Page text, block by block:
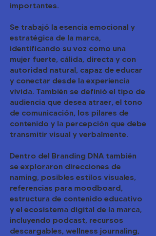
importantes.
Se trabajó la esencia emocional y
estratégica de la marca,
identificando su voz como una
mujer fuerte, cálida, directa y con
autoridad natural, capaz de educar
y conectar desde la experiencia
vivida. También se definió el tipo de
audiencia que desea atraer, el tono
de comunicación, los pilares de
contenido y la percepción que debe
transmitir visual y verbalmente.
Dentro del Branding DNA también
se exploraron direcciones de
naming, posibles estilos visuales,
referencias para moodboard,
estructura de contenido educativo
y el ecosistema digital de la marca,
incluyendo podcast, recursos
descargables, wellness journaling,